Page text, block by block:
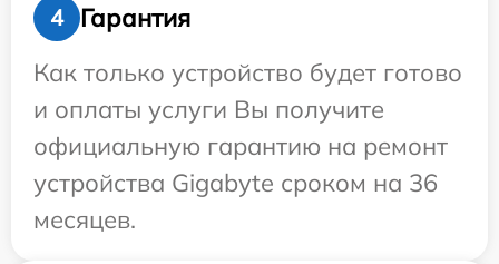
4
Гарантия
Как только устройство будет готово
и оплаты услуги Вы получите
официальную гарантию на ремонт
устройства Gigabyte сроком на 36
месяцев.